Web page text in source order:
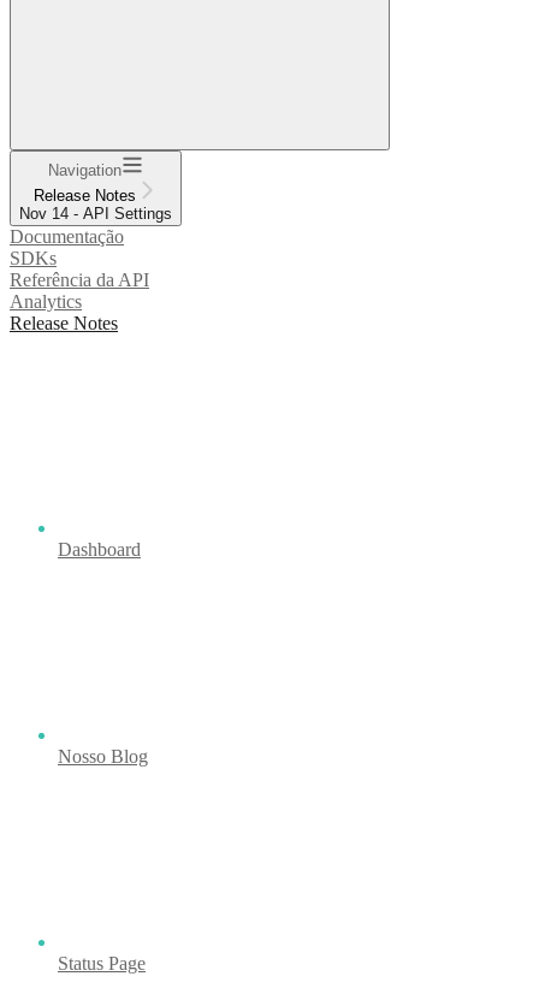
Navigation
Release Notes
Nov 14 - API Settings
Documentação
SDKs
Referência da API
Analytics
Release Notes
Dashboard
Nosso Blog
Status Page